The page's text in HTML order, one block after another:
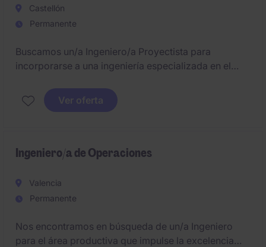
Castellón
Permanente
Buscamos un/a Ingeniero/a Proyectista para
incorporarse a una ingeniería especializada en el
industriales.Ver oferta
Ingeniero/a de Operaciones
Valencia
Permanente
Nos encontramos en búsqueda de un/a Ingeniero
para el área productiva que impulse la excelencia